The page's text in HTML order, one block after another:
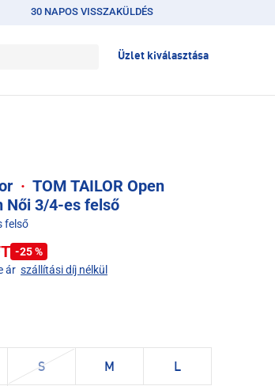
30 NAPOS VISSZAKÜLDÉS
Üzlet kiválasztása
· TOM TAILOR Open
Női 3/4-es felső
felső
-25 %
ár szállítási díj nélkül
S M L